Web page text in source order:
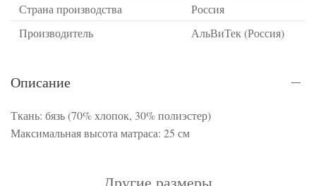
Страна производства
Россия
Производитель
АльВиТек (Россия)
Описание
Ткань: бязь (70% хлопок, 30% полиэстер)
Максимальная высота матраса: 25 см
Другие размеры